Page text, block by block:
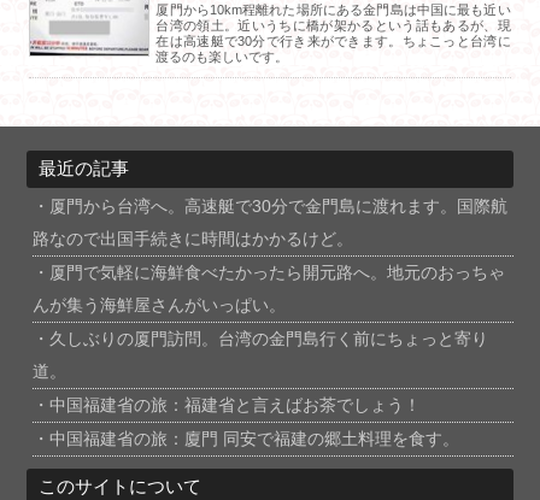
厦門から10km程離れた場所にある金門島は中国に最も近い
台湾の領土。近いうちに橋が架かるという話もあるが、現
在は高速艇で30分で行き来ができます。ちょこっと台湾に
渡るのも楽しいです。
最近の記事
厦門から台湾へ。高速艇で30分で金門島に渡れます。国際航
路なので出国手続きに時間はかかるけど。
厦門で気軽に海鮮食べたかったら開元路へ。地元のおっちゃ
んが集う海鮮屋さんがいっぱい。
久しぶりの厦門訪問。台湾の金門島行く前にちょっと寄り
道。
中国福建省の旅：福建省と言えばお茶でしょう！
中国福建省の旅：廈門 同安で福建の郷土料理を食す。
このサイトについて